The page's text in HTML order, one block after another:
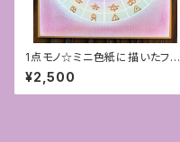
1点モノ☆ミニ色紙に描いたフト
マニ図アート[ハートチャクラ]
¥2,500